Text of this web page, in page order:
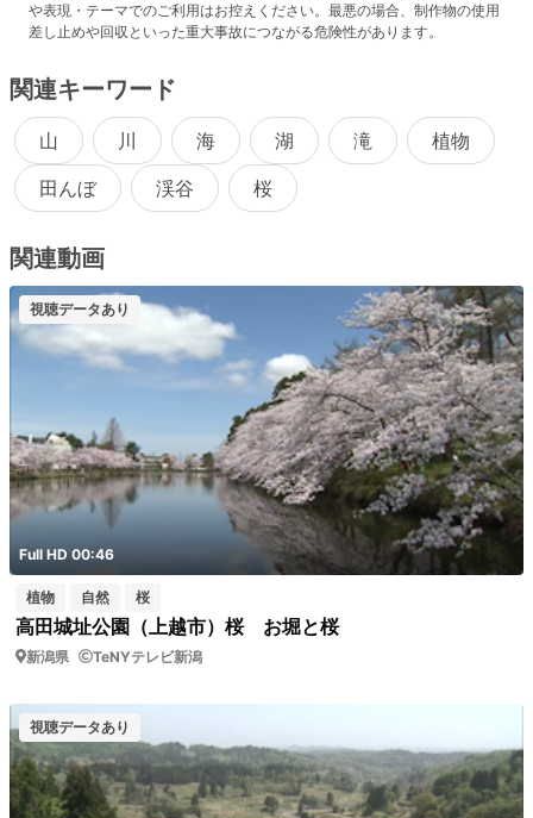
や表現・テーマでのご利用はお控えください。最悪の場合、制作物の使用
差し止めや回収といった重大事故につながる危険性があります。
関連キーワード
山 川 海 湖 滝
植物
田んぼ
渓谷 桜
関連動画
視聴データあり
Full HD 00:46
植物 自然 桜
高田城址公園（上越市）桜 お堀と桜
新潟県 TeNYテレビ新潟
視聴データあり